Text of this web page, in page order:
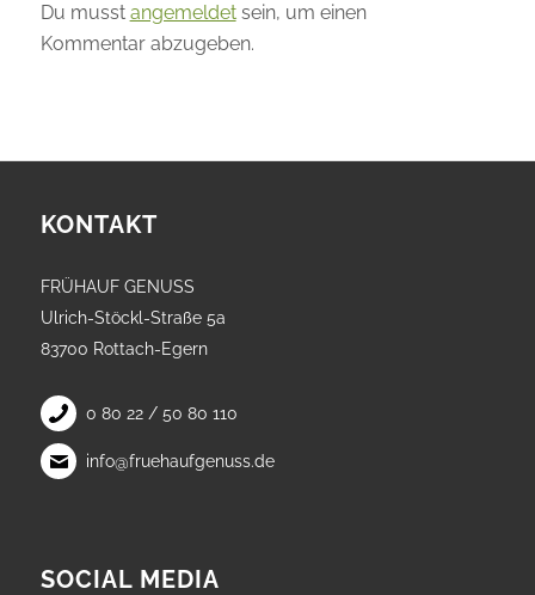
Du musst angemeldetsein, um einen
Kommentar abzugeben.
KONTAKT
FRÜHAUF GENUSS
Ulrich-Stöckl-Straße 5a
83700 Rottach-Egern
0 80 22 / 50 80 110
info@fruehaufgenuss.de
SOCIAL MEDIA